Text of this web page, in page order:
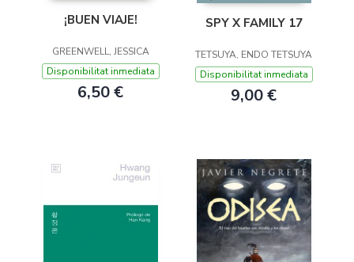
¡BUEN VIAJE!
GREENWELL, JESSICA
Disponibilitat inmediata
6,50 €
SPY X FAMILY 17
TETSUYA, ENDO TETSUYA
Disponibilitat inmediata
9,00 €